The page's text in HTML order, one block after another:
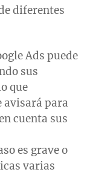
diferentes
Ads puede
sus
que
avisará para
cuenta sus
es grave o
varias